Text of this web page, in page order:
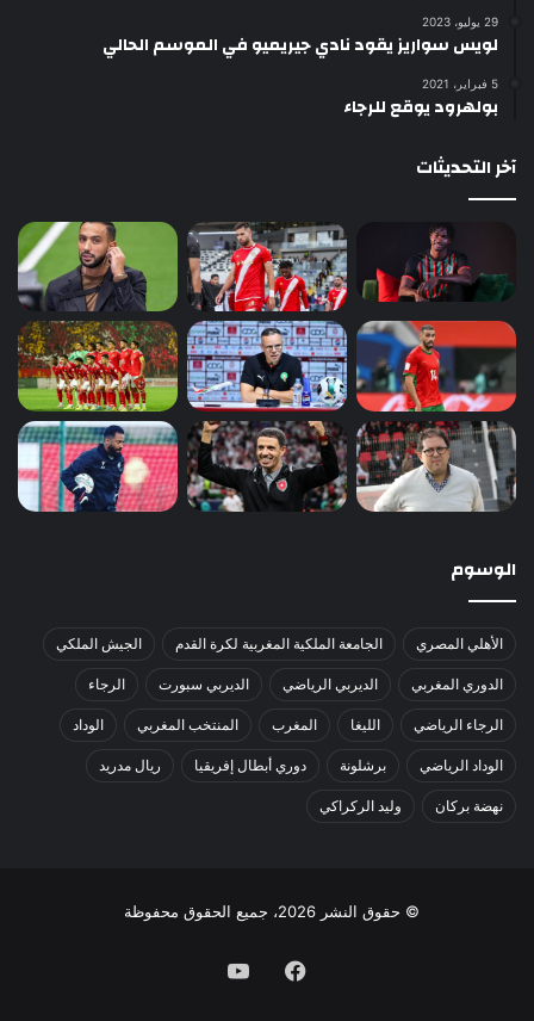
29 يوليو، 2023
لويس سواريز يقود نادي جيريميو في الموسم الحالي
5 فبراير، 2021
بولهرود يوقع للرجاء
آخر التحديثات
الوسوم
الأهلي المصري الجامعة الملكية المغربية لكرة القدم الجيش الملكي
الدوري المغربي الديربي الرياضي الديربي سبورت الرجاء
الرجاء الرياضي الليغا المغرب المنتخب المغربي الوداد
الوداد الرياضي برشلونة دوري أبطال إفريقيا ريال مدريد
نهضة بركان وليد الركراكي
© حقوق النشر 2026، جميع الحقوق محفوظة
فيسبوك